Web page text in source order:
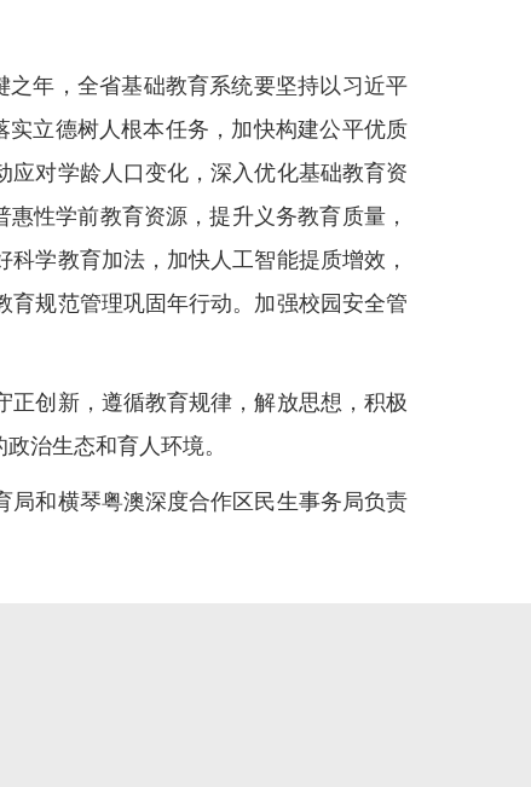
年，全省基础教育系统要坚持以习近平
实立德树人根本任务，加快构建公平优质
对学龄人口变化，深入优化基础教育资
性学前教育资源，提升义务教育质量，
学教育加法，加快人工智能提质增效，
规范管理巩固年行动。加强校园安全管
创新，遵循教育规律，解放思想，积极
治生态和育人环境。
和横琴粤澳深度合作区民生事务局负责